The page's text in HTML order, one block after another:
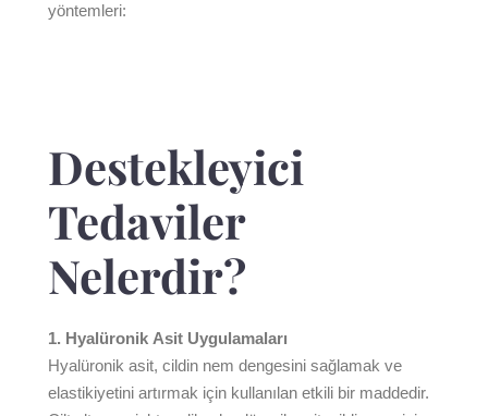
yöntemleri:
Destekleyici
Tedaviler
Nelerdir?
1. Hyalüronik Asit Uygulamaları
Hyalüronik asit, cildin nem dengesini sağlamak ve
elastikiyetini artırmak için kullanılan etkili bir maddedir.